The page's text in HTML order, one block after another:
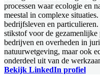
processen waar ecologie en
meestal in complexe
bedrijfsleven en
stikstof voor de gezamenlijke
bedrijven en overheden in
natuurwetgeving, maar ook
onderdeel uit van de
Bekijk LinkedIn profiel